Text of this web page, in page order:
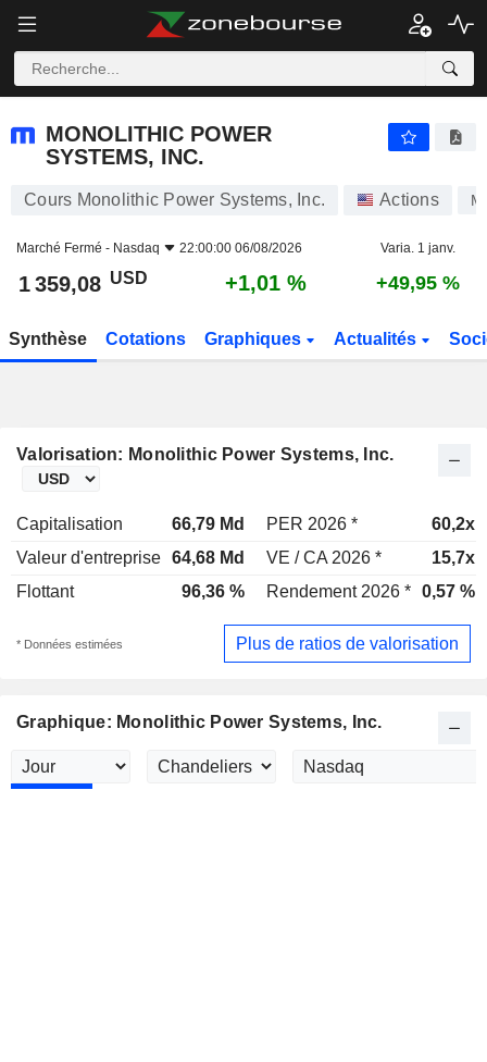
MONOLITHIC POWER
SYSTEMS, INC.
Cours Monolithic Power Systems, Inc. Actions
Marché Fermé - Nasdaq 22:00:00 06/08/2026 Varia. 1 janv.
1 359,08 USD +1,01 % +49,95 %
Synthèse Cotations Graphiques Actualités
Valorisation: Monolithic Power Systems, Inc.
Capitalisation 66,79 Md PER 2026 *
60,2x
Valeur d'entreprise 64,68 Md VE / CA 2026 *
15,7x
Flottant
96,36 % Rendement 2026 * 0,57 %
* Données estimées Plus de ratios de valorisation
Graphique: Monolithic Power Systems, Inc.